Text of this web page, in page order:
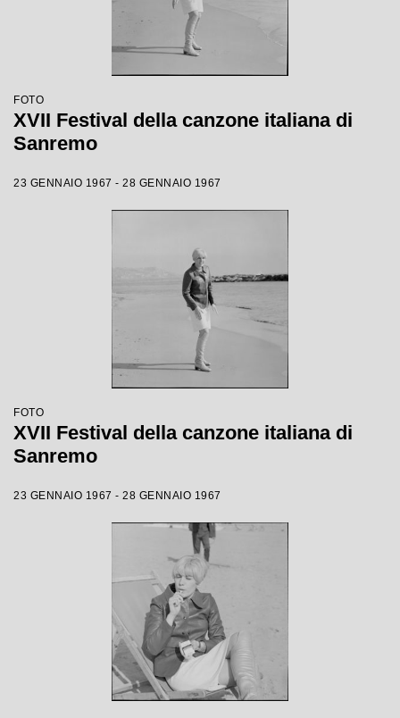
FOTO
XVII Festival della canzone italiana di
Sanremo
23 GENNAIO 1967 - 28 GENNAIO 1967
FOTO
XVII Festival della canzone italiana di
Sanremo
23 GENNAIO 1967 - 28 GENNAIO 1967